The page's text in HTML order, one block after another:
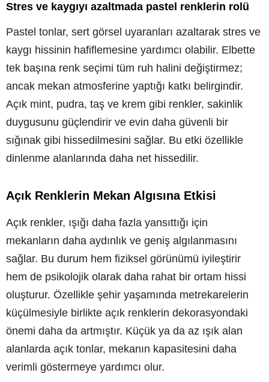
Stres ve kaygıyı azaltmada pastel renklerin rolü
Pastel tonlar, sert görsel uyaranları azaltarak stres ve
kaygı hissinin hafiflemesine yardımcı olabilir. Elbette
tek başına renk seçimi tüm ruh halini değiştirmez;
ancak mekan atmosferine yaptığı katkı belirgindir.
Açık mint, pudra, taş ve krem gibi renkler, sakinlik
duygusunu güçlendirir ve evin daha güvenli bir
sığınak gibi hissedilmesini sağlar. Bu etki özellikle
dinlenme alanlarında daha net hissedilir.
Açık Renklerin Mekan Algısına Etkisi
Açık renkler, ışığı daha fazla yansıttığı için
mekanların daha aydınlık ve geniş algılanmasını
sağlar. Bu durum hem fiziksel görünümü iyileştirir
hem de psikolojik olarak daha rahat bir ortam hissi
oluşturur. Özellikle şehir yaşamında metrekarelerin
küçülmesiyle birlikte açık renklerin dekorasyondaki
önemi daha da artmıştır. Küçük ya da az ışık alan
alanlarda açık tonlar, mekanın kapasitesini daha
verimli göstermeye yardımcı olur.